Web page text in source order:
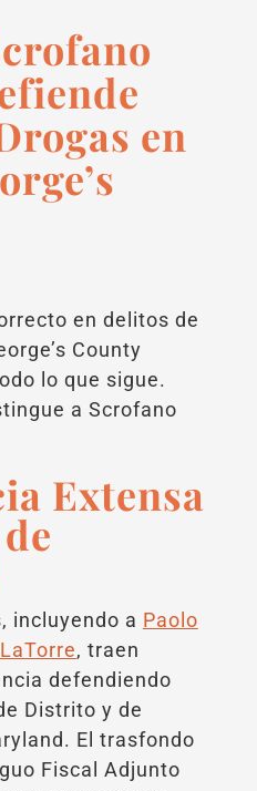
en
en delitos de
County
lo que sigue.
a Scrofano
Extensa
incluyendo a Paolo
, traen
defendiendo
Distrito y de
El trasfondo
Fiscal Adjunto